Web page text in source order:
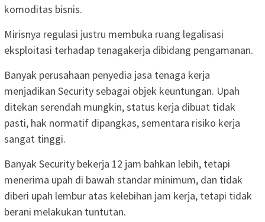
komoditas bisnis.
Mirisnya regulasi justru membuka ruang legalisasi
eksploitasi terhadap tenagakerja dibidang pengamanan.
Banyak perusahaan penyedia jasa tenaga kerja
menjadikan Security sebagai objek keuntungan. Upah
ditekan serendah mungkin, status kerja dibuat tidak
pasti, hak normatif dipangkas, sementara risiko kerja
sangat tinggi.
Banyak Security bekerja 12 jam bahkan lebih, tetapi
menerima upah di bawah standar minimum, dan tidak
diberi upah lembur atas kelebihan jam kerja, tetapi tidak
berani melakukan tuntutan.